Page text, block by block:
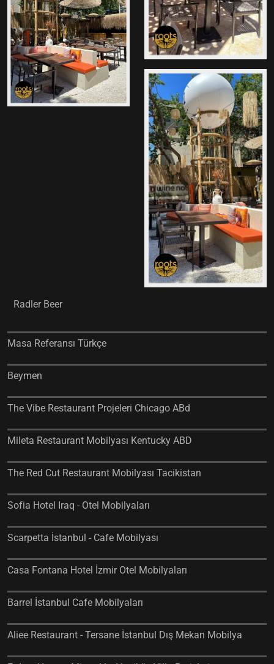
Radler Beer
Masa Referansı Türkçe
Beymen
The Vibe Restaurant Projeleri Chicago ABd
Mileta Restaurant Mobilyası Kentucky ABD
The Red Cut Restaurant Mobilyası Tacikistan
Sofia Hotel Iraq - Otel Mobilyaları
Scarpetta İstanbul - Cafe Mobilyası
Casa Fontana Hotel İzmir Otel Mobilyaları
Barrel İstanbul Cafe Mobilyaları
Aliee Restaurant - Tersane İstanbul Dış Mekan Mobilya